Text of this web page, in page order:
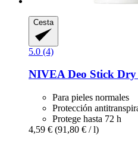
Cesta
5.0 (4)
NIVEADeo Stick
Para pieles normales
Protección
Protege hasta 72 h
4,59 € (91,80 € / l)